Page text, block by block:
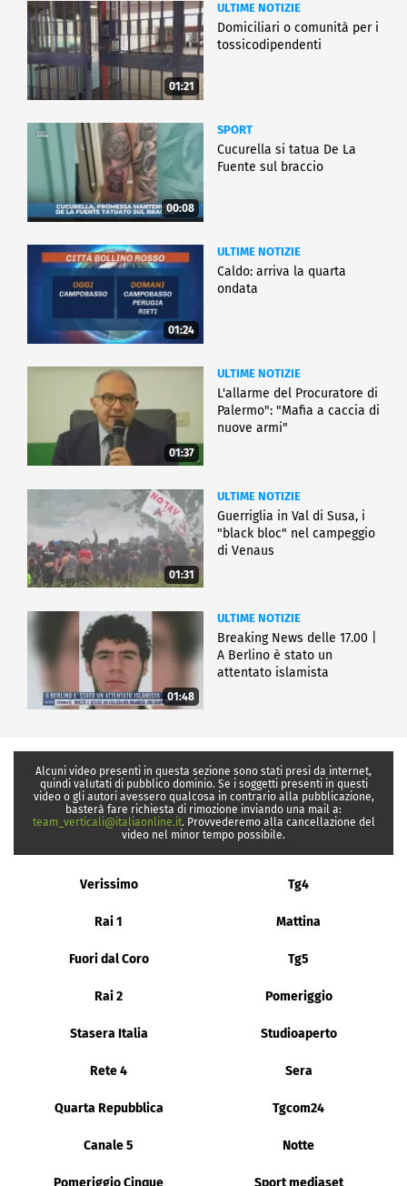
01:21
ULTIME NOTIZIE
Domiciliari o comunità per i
tossicodipendenti
00:08
SPORT
Cucurella si tatua De La
Fuente sul braccio
01:24
ULTIME NOTIZIE
Caldo: arriva la quarta
ondata
01:37
ULTIME NOTIZIE
L'allarme del Procuratore di
Palermo": "Mafia a caccia di
nuove armi"
01:31
ULTIME NOTIZIE
Guerriglia in Val di Susa, i
"black bloc" nel campeggio
di Venaus
01:48
ULTIME NOTIZIE
Breaking News delle 17.00 |
A Berlino è stato un
attentato islamista
Alcuni video presenti in questa sezione sono stati presi da internet,
quindi valutati di pubblico dominio. Se i soggetti presenti in questi
video o gli autori avessero qualcosa in contrario alla pubblicazione,
basterà fare richiesta di rimozione inviando una mail a:
team_verticali@italiaonline.it. Provvederemo alla cancellazione del
video nel minor tempo possibile.
Verissimo Tg4
Rai 1 Mattina
Fuori dal Coro Tg5
Rai 2 Pomeriggio
Stasera Italia Studioaperto
Rete 4 Sera
Quarta Repubblica Tgcom24
Canale 5 Notte
Pomeriggio Cinque Sport mediaset